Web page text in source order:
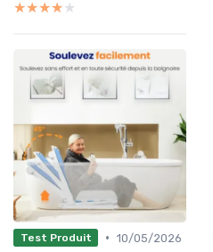
★★★★★
★★★★★
Test Produit • 10/05/2026